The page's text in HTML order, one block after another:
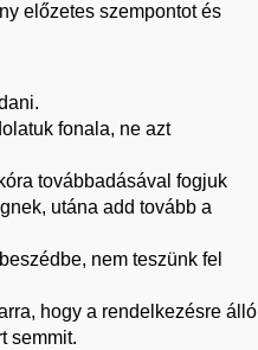
előzetes szempontot és
fonala, ne azt
továbbadásával fogjuk
utána add tovább a
nem teszünk fel
hogy a rendelkezésre álló
semmit.